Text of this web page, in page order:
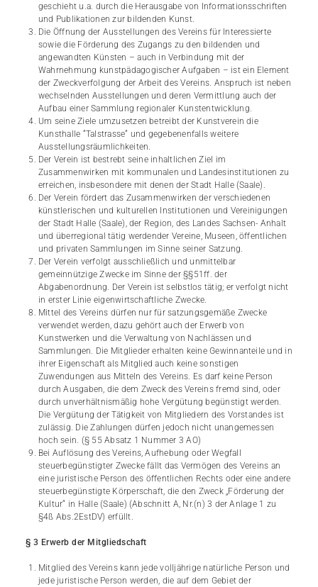
geschieht u.a. durch die Herausgabe von Informationsschriften
und Publikationen zur bildenden Kunst.
Die Öffnung der Ausstellungen des Vereins für Interessierte
sowie die Förderung des Zugangs zu den bildenden und
angewandten Künsten – auch in Verbindung mit der
Wahrnehmung kunstpädagogischer Aufgaben – ist ein Element
der Zweckverfolgung der Arbeit des Vereins. Anspruch ist neben
wechselnden Ausstellungen und deren Vermittlung auch der
Aufbau einer Sammlung regionaler Kunstentwicklung.
Um seine Ziele umzusetzen betreibt der Kunstverein die
Kunsthalle “Talstrasse“ und gegebenenfalls weitere
Ausstellungsräumlichkeiten.
Der Verein ist bestrebt seine inhaltlichen Ziel im
Zusammenwirken mit kommunalen und Landesinstitutionen zu
erreichen, insbesondere mit denen der Stadt Halle (Saale).
Der Verein fördert das Zusammenwirken der verschiedenen
künstlerischen und kulturellen Institutionen und Vereinigungen
der Stadt Halle (Saale), der Region, des Landes Sachsen- Anhalt
und überregional tätig werdender Vereine, Museen, öffentlichen
und privaten Sammlungen im Sinne seiner Satzung.
Der Verein verfolgt ausschließlich und unmittelbar
gemeinnützige Zwecke im Sinne der §§51ff. der
Abgabenordnung. Der Verein ist selbstlos tätig; er verfolgt nicht
in erster Linie eigenwirtschaftliche Zwecke.
Mittel des Vereins dürfen nur für satzungsgemäße Zwecke
verwendet werden, dazu gehört auch der Erwerb von
Kunstwerken und die Verwaltung von Nachlässen und
Sammlungen. Die Mitglieder erhalten keine Gewinnanteile und in
ihrer Eigenschaft als Mitglied auch keine sonstigen
Zuwendungen aus Mitteln des Vereins. Es darf keine Person
durch Ausgaben, die dem Zweck des Vereins fremd sind, oder
durch unverhältnismäßig hohe Vergütung begünstigt werden.
Die Vergütung der Tätigkeit von Mitgliedern des Vorstandes ist
zulässig. Die Zahlungen dürfen jedoch nicht unangemessen
hoch sein. (§ 55 Absatz 1 Nummer 3 AO)
Bei Auflösung des Vereins, Aufhebung oder Wegfall
steuerbegünstigter Zwecke fällt das Vermögen des Vereins an
eine juristische Person des öffentlichen Rechts oder eine andere
steuerbegünstigte Körperschaft, die den Zweck „Förderung der
Kultur“ in Halle (Saale) (Abschnitt A, Nr.(n) 3 der Anlage 1 zu
§4ß Abs.2EstDV) erfüllt.
§ 3 Erwerb der Mitgliedschaft
Mitglied des Vereins kann jede volljährige natürliche Person und
jede juristische Person werden, die auf dem Gebiet der